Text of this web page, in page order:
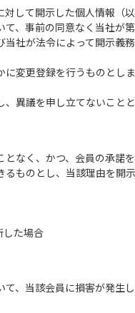
して開示した個人情報（
、事前の同意なく当社が
社が法令によって開示義
変更登録を行うものとしま
異議を申し立てないことと
なく、かつ、会員の承諾
ものとし、当該理由を開
した場合
、当該会員に損害が発生